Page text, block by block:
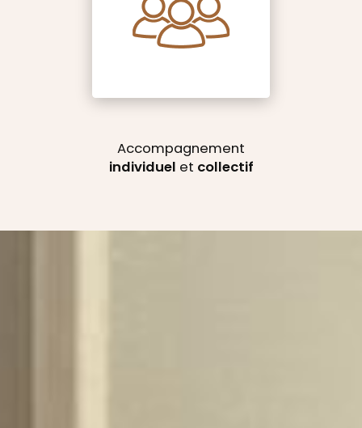
Accompagnement
individuel et collectif